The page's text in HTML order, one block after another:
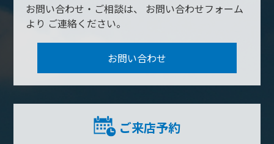
お問い合わせ・ご相談は、
お問い合わせフォーム
より ご連絡ください。
お問い合わせ
ご来店予約